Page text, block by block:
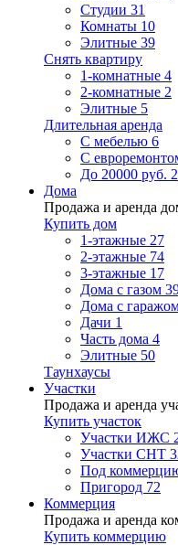
Студии 31
Комнаты 10
Элитные 39
Снять квартиру
1-комнатные 4
2-комнатные 2
Элитные 5
Длительная аренда
С мебелью 6
С
До 20000 руб. 2
Дома
Продажа и аренда
Купить дом
1-этажные 27
2-этажные 74
3-этажные 17
Дома с газом
Дома с
Дачи 1
Часть дома 4
Элитные 50
Таунхаусы
Участки
Продажа и аренда
Купить участок
Участки ИЖС
Участки СНТ
Под
Пригород 72
Коммерция
Продажа и аренда
Купить коммерцию